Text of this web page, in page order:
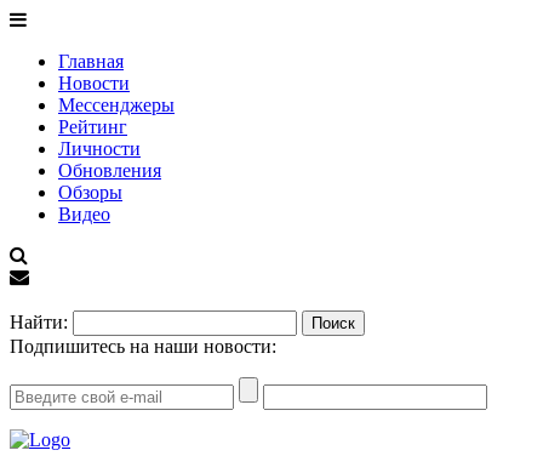
Главная
Новости
Мессенджеры
Рейтинг
Личности
Обновления
Обзоры
Видео
Найти:
Подпишитесь на наши новости: